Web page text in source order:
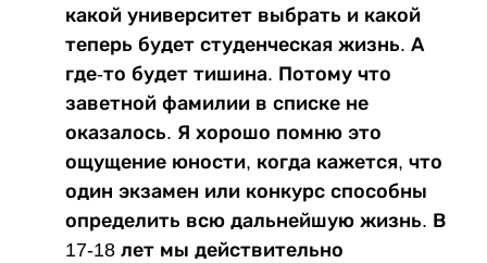
какой университет выбрать и какой
теперь будет студенческая жизнь. А
где-то будет тишина. Потому что
заветной фамилии в списке не
оказалось. Я хорошо помню это
ощущение юности, когда кажется, что
один экзамен или конкурс способны
определить всю дальнейшую жизнь. В
17-18 лет мы действительно